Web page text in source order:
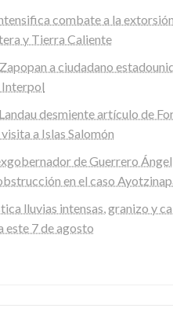
combate a la
y Tierra Caliente
a ciudadano
desmiente artículo de
a Islas Salomón
de Guerrero Ángel
en el caso
lluvias intensas, granizo y
este 7 de agosto